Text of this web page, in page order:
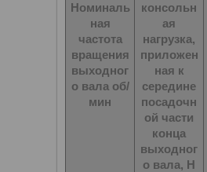
Номиналь
ная
частота
вращения
выходног
о вала об/
мин
консольн
ая
нагрузка,
приложен
ная к
середине
посадочн
ой части
конца
выходног
о вала, Н